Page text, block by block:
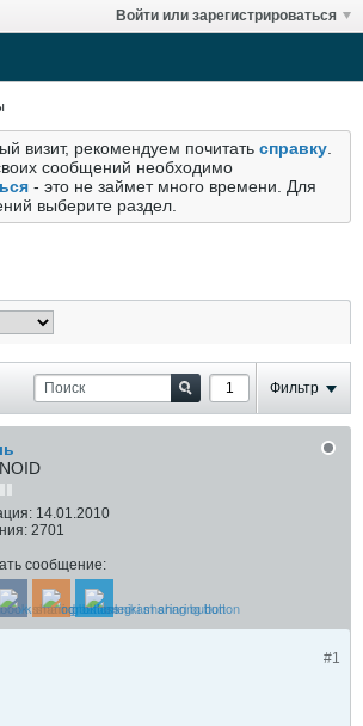
Войти или зарегистрироваться
визит, рекомендуем почитать справку
сообщений необходимо
- это не займет много времени. Для
выберите раздел.
Фильтр
14.01.2010
2701
сообщение:
#1